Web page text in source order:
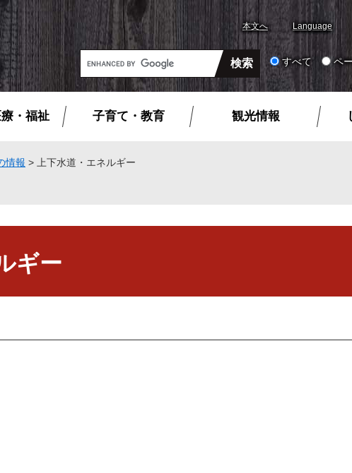
本文へ Language
G
o
o
カ
検
すべて ペ
・福祉 子育て・教育 観光情報
情報 >
上下水道・エネルギー
ギー